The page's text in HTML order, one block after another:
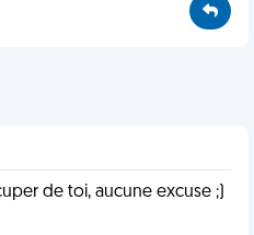
de toi, aucune excuse ;)